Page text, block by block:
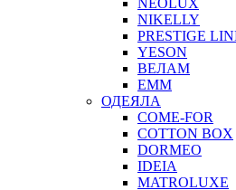
NIKELLY
PRESTIGE
YESON
ВЕЛАМ
ЕММ
ОДЕЯЛА
COME-FOR
COTTON BOX
DORMEO
IDEIA
MATROLUXE